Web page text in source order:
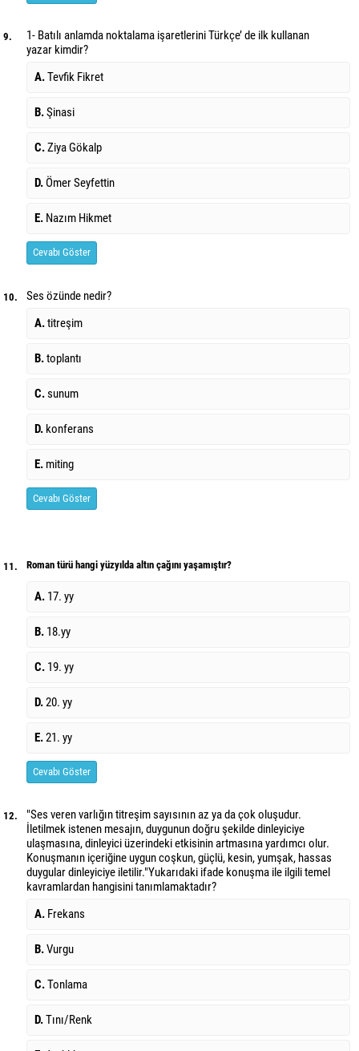
9.
1- Batılı anlamda noktalama işaretlerini Türkçe’ de ilk kullanan
yazar kimdir?
A.Tevfik Fikret
B.Şinasi
C.Ziya Gökalp
D. Ömer Seyfettin
E. Nazım Hikmet
Cevabı Göster
10.
Ses özünde nedir?
A.titreşim
B.toplantı
C.sunum
D. konferans
E. miting
Cevabı Göster
11. Roman türü hangi yüzyılda altın çağını yaşamıştır?
A. 17. yy
B. 18.yy
C. 19. yy
D.20. yy
E.21. yy
Cevabı Göster
12.
"Ses veren varlığın titreşim sayısının az ya da çok oluşudur.
İletilmek istenen mesajın, duygunun doğru şekilde dinleyiciye
ulaşmasına, dinleyici üzerindeki etkisinin artmasına yardımcı olur.
Konuşmanın içeriğine uygun coşkun, güçlü, kesin, yumşak, hassas
duygular dinleyiciye iletilir."Yukarıdaki ifade konuşma ile ilgili temel
kavramlardan hangisini tanımlamaktadır?
A. Frekans
B.Vurgu
C.Tonlama
D.Tını/Renk